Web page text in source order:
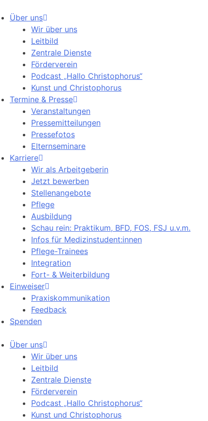
Über uns
Wir über uns
Leitbild
Zentrale Dienste
Förderverein
Podcast „Hallo Christophorus“
Kunst und Christophorus
Termine & Presse
Veranstaltungen
Pressemitteilungen
Pressefotos
Elternseminare
Karriere
Wir als Arbeitgeberin
Jetzt bewerben
Stellenangebote
Pflege
Ausbildung
Schau rein: Praktikum, BFD, FOS, FSJ u.v.m.
Infos für Medizinstudent:innen
Pflege-Trainees
Integration
Fort- & Weiterbildung
Einweiser
Praxiskommunikation
Feedback
Spenden
Über uns
Wir über uns
Leitbild
Zentrale Dienste
Förderverein
Podcast „Hallo Christophorus“
Kunst und Christophorus